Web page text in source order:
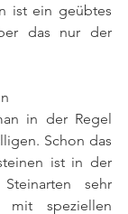
ist ein geübtes
das nur der
in der Regel
Schon das
ist in der
sehr
speziellen